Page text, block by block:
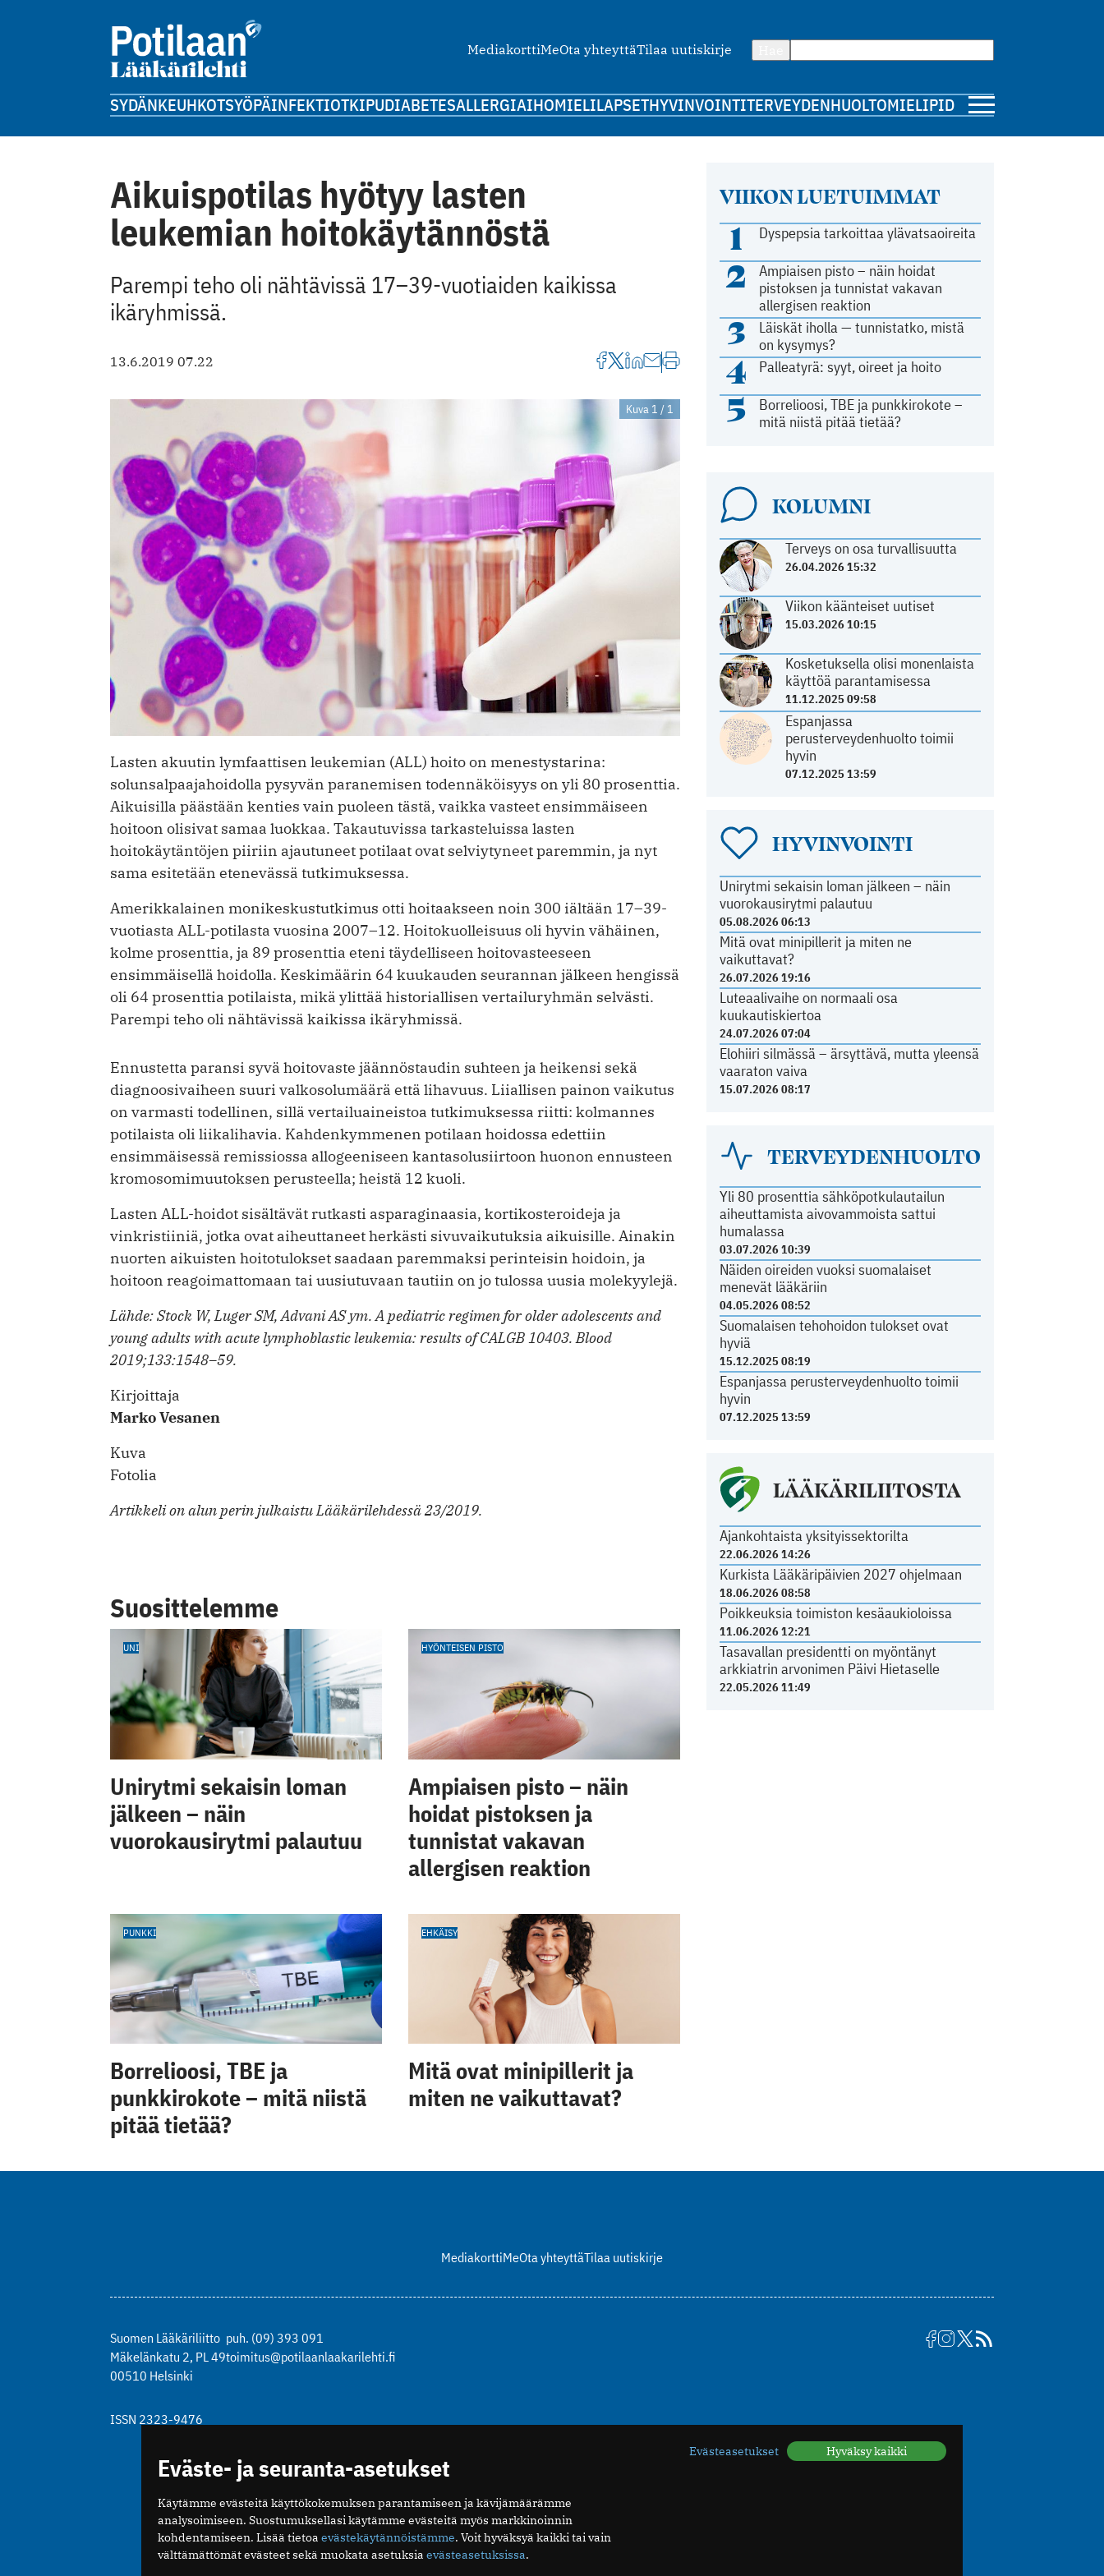
MediakorttiMeOta yhteyttäTilaa uutiskirje
SYDÄNKEUHKOTSYÖPÄINFEKTIOTKIPUDIABETESALLERGIAIHOMIELILAPSETHYVINVOINTITERVEYDENHUOLTOMIELIPIDE
VIIKON LUETUIMMAT
1 Dyspepsia tarkoittaa ylävatsaoireita
2
Ampiaisen pisto – näin hoidat
pistoksen ja tunnistat vakavan
allergisen reaktion
3
Läiskät iholla — tunnistatko, mistä
on kysymys?
4 Palleatyrä: syyt, oireet ja hoito
5
Borrelioosi, TBE ja punkkirokote –
mitä niistä pitää tietää?
KOLUMNI
Terveys on osa turvallisuutta
26.04.2026 15:32
Viikon käänteiset uutiset
15.03.2026 10:15
Kosketuksella olisi monenlaista
käyttöä parantamisessa
11.12.2025 09:58
Espanjassa
perusterveydenhuolto toimii
hyvin
07.12.2025 13:59
HYVINVOINTI
Unirytmi sekaisin loman jälkeen – näin
vuorokausirytmi palautuu
05.08.2026 06:13
Mitä ovat minipillerit ja miten ne
vaikuttavat?
26.07.2026 19:16
Luteaalivaihe on normaali osa
kuukautiskiertoa
24.07.2026 07:04
Elohiiri silmässä – ärsyttävä, mutta yleensä
vaaraton vaiva
15.07.2026 08:17
TERVEYDENHUOLTO
Yli 80 prosenttia sähköpotkulautailun
aiheuttamista aivovammoista sattui
humalassa
03.07.2026 10:39
Näiden oireiden vuoksi suomalaiset
menevät lääkäriin
04.05.2026 08:52
Suomalaisen tehohoidon tulokset ovat
hyviä
15.12.2025 08:19
Espanjassa perusterveydenhuolto toimii
hyvin
07.12.2025 13:59
LÄÄKÄRILIITOSTA
Ajankohtaista yksityissektorilta
22.06.2026 14:26
Kurkista Lääkäripäivien 2027 ohjelmaan
18.06.2026 08:58
Poikkeuksia toimiston kesäaukioloissa
11.06.2026 12:21
Tasavallan presidentti on myöntänyt
arkkiatrin arvonimen Päivi Hietaselle
22.05.2026 11:49
Aikuispotilas hyötyy lasten
leukemian hoitokäytännöstä
Parempi teho oli nähtävissä 17–39-vuotiaiden kaikissa
ikäryhmissä.
13.6.2019 07.22
Kuva 1 / 1
Lasten akuutin lymfaattisen leuke­mian (ALL) hoito on menestystarina:
solunsalpaajahoidolla pysyvän paranemisen todennäköisyys on yli 80 prosenttia.
Aikuisilla päästään kenties vain puoleen tästä, vaikka vasteet ensimmäiseen
hoitoon olisivat samaa luokkaa. Takautuvissa tarkasteluissa lasten
hoitokäytäntöjen piiriin ajautuneet potilaat ovat selviytyneet paremmin, ja nyt
sama esitetään etenevässä tutkimuksessa.
Amerikkalainen monikeskustutkimus otti hoitaakseen noin 300 iältään 17–39-
vuo­tiasta ALL-potilasta vuosina 2007–12. Hoitokuolleisuus oli hyvin vähäinen,
kolme prosenttia, ja 89 prosenttia eteni täydelliseen hoito­vasteeseen
ensimmäisellä hoidolla. Keskimäärin 64 kuukauden seurannan jälkeen hengissä
oli 64 prosenttia potilaista, mikä ylittää historiallisen vertailuryhmän selvästi.
Parempi teho oli nähtävissä kaikissa ikäryhmissä.
Ennustetta paransi syvä hoitovaste jäännöstaudin suhteen ja heikensi sekä
diagnoosivaiheen suuri valkosolumäärä että lihavuus. Liiallisen painon vaikutus
on varmasti todellinen, sillä vertailuaineistoa tutkimuksessa riitti: kolmannes
potilaista oli liikalihavia. Kahdenkymmenen potilaan hoidossa edettiin
ensimmäisessä remissiossa allogeeniseen kantasolusiirtoon huonon ennusteen
kromosomimuutoksen perusteella; heistä 12 kuoli.
Lasten ALL-hoidot sisältävät rutkasti asparaginaasia, kortikosteroideja ja
vinkristiiniä, jotka ovat aiheuttaneet herkästi sivuvaikutuksia aikuisille. Ainakin
nuorten aikuisten hoitotulokset saadaan paremmaksi perinteisin hoidoin, ja
hoitoon reagoimattomaan tai uusiutuvaan tautiin on jo tulossa uusia molekyylejä.
Lähde: Stock W, Luger SM, Advani AS ym. A pediatric regimen for older adolescents and
young adults with acute lymphoblastic leukemia: results of CALGB 10403. Blood
2019;133:1548–59.
Kirjoittaja
Marko Vesanen
Kuva
Fotolia
Artikkeli on alun perin julkaistu Lääkärilehdessä 23/2019.
Suosittelemme
UNI
Unirytmi sekaisin loman
jälkeen – näin
vuorokausirytmi palautuu
HYÖNTEISEN PISTO
Ampiaisen pisto – näin
hoidat pistoksen ja
tunnistat vakavan
allergisen reaktion
PUNKKI
Borrelioosi, TBE ja
punkkirokote – mitä niistä
pitää tietää?
EHKÄISY
Mitä ovat minipillerit ja
miten ne vaikuttavat?
MediakorttiMeOta yhteyttäTilaa uutiskirje
Suomen Lääkäriliitto
Mäkelänkatu 2, PL 49
00510 Helsinki
puh. (09) 393 091
toimitus@potilaanlaakarilehti.fi
ISSN 2323-9476
Eväste- ja seuranta-asetukset
Käytämme evästeitä käyttökokemuksen parantamiseen ja kävijämäärämme
analysoimiseen. Suostumuksellasi käytämme evästeitä myös markkinoinnin
kohdentamiseen. Lisää tietoa evästekäytännöistämme. Voit hyväksyä kaikki tai vain
välttämättömät evästeet sekä muokata asetuksia evästeasetuksissa.
Evästeasetukset Hyväksy kaikki